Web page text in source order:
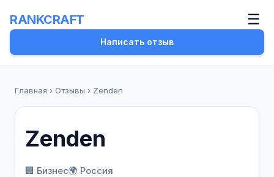
RANKCRAFT ☰
Написать отзыв
Главная › Отзывы › Zenden
Zenden
🏢 Бизнес🌍 Россия